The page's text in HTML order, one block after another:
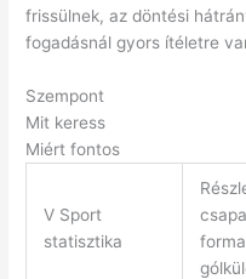
frissülnek, az döntési
fogadásnál gyors ítéletre
Szempont
Mit keress
Miért fontos
V Sport
statisztika